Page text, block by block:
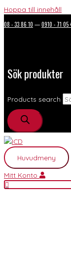
Hoppa till innehåll
08 - 33 86 10 —0910 - 71 05
Sök produkter
Products search
Huvudmeny
Mitt Konto